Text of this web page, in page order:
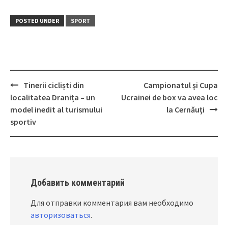
POSTED UNDER SPORT
Post
navigation
Tinerii cicliști din
localitatea Dranița – un
model inedit al turismului
sportiv
Campionatul şi Cupa
Ucrainei de box va avea loc
la Cernăuţi
Добавить комментарий
Для отправки комментария вам необходимо
авторизоваться.